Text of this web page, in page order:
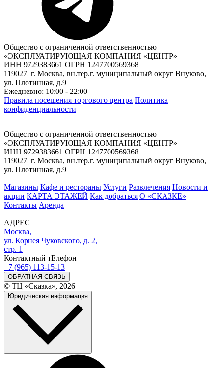
Общество с ограниченной ответственностью
«ЭКСПЛУАТИРУЮЩАЯ КОМПАНИЯ «ЦЕНТР»
ИНН 9729383661 ОГРН 1247700569368
119027, г. Москва, вн.тер.г. муниципальный округ Внуково,
ул. Плотинная, д.9
Ежедневно: 10:00 - 22:00
Правила посещения торгового центра Политика
конфиденциальности
Общество с ограниченной ответственностью
«ЭКСПЛУАТИРУЮЩАЯ КОМПАНИЯ «ЦЕНТР»
ИНН 9729383661 ОГРН 1247700569368
119027, г. Москва, вн.тер.г. муниципальный округ Внуково,
ул. Плотинная, д.9
Магазины Кафе и рестораны Услуги Развлечения Новости и
акции КАРТА ЭТАЖЕЙ Как добраться О «СКАЗКЕ»
Контакты Аренда
АДРЕС
Москва,
ул. Корнея Чуковского, д. 2,
стр. 1
Контактный тЕлефон
+7 (965) 113-15-13
ОБРАТНАЯ СВЯЗЬ
© ТЦ «Сказка», 2026
Юридическая информация